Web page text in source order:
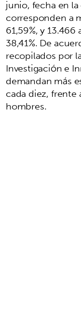
junio, fecha en
corresponden a
61,59%, y
38,41%. De
recopilados por
Investigación e
demandan más
cada diez,
hombres.